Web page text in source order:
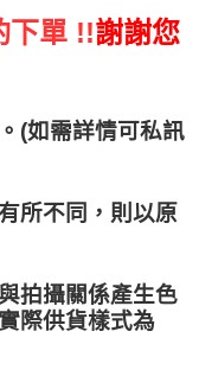
下單 !!謝謝您
(如需詳情可私訊
所不同，則以原
拍攝關係產生色
際供貨樣式為